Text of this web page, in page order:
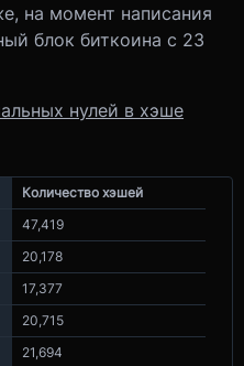
на момент написания
блок биткоина с 23
нулей в хэше
Количество хэшей
47,419
20,178
17,377
20,715
21,694